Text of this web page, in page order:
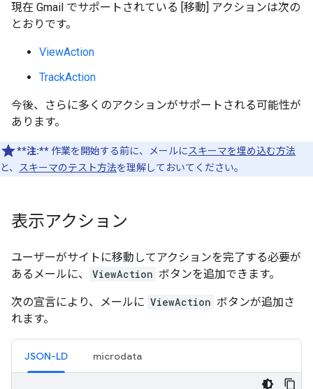
現在 Gmail でサポートされている [移動] アクションは次の
とおりです。
ViewAction
TrackAction
今後、さらに多くのアクションがサポートされる可能性が
あります。
**注:** 作業を開始する前に、メールにスキーマを埋め込む方法
と、
スキーマのテスト方法を理解しておいてください。
表示アクション
ユーザーがサイトに移動してアクションを完了する必要が
あるメールに、
ViewAction ボタンを追加できます。
次の宣言により、メールに ViewAction ボタンが追加さ
れます。
JSON-LD microdata